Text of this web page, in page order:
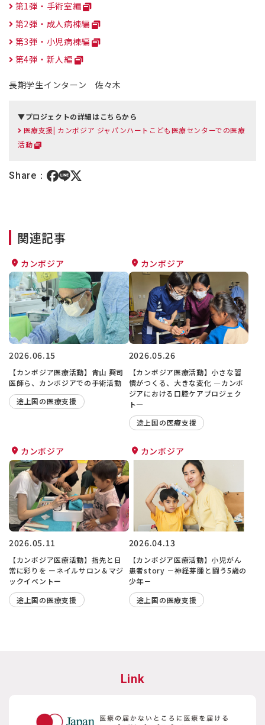
第1弾・手術室編
第2弾・成人病棟編
第3弾・小児病棟編
第4弾・新人編
長期学生インターン 佐々木
▼プロジェクトの詳細はこちらから
医療支援| カンボジア ジャパンハートこども医療センターでの医療
活動
Share：
関連記事
カンボジア
2026.06.15
【カンボジア医療活動】青山 興司
医師ら、カンボジアでの手術活動
途上国の医療支援
カンボジア
2026.05.26
【カンボジア医療活動】小さな習
慣がつくる、大きな変化 ―カンボ
ジアにおける口腔ケアプロジェク
ト―
途上国の医療支援
カンボジア
2026.05.11
【カンボジア医療活動】指先と日
常に彩りを ーネイルサロン＆マジ
ックイベントー
途上国の医療支援
カンボジア
2026.04.13
【カンボジア医療活動】小児がん
患者story －神経芽腫と闘う5歳の
少年－
途上国の医療支援
Link